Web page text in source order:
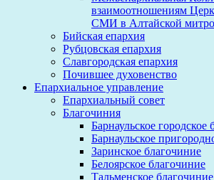
взаимоотношениям
СМИ в Алтайской
Бийская епархия
Рубцовская епархия
Славгородская епархия
Почившее духовенство
Епархиальное управление
Епархиальный совет
Благочиния
Барнаульское городское
Барнаульское
Заринское благочиние
Белоярское благочиние
Тальменское благочиние